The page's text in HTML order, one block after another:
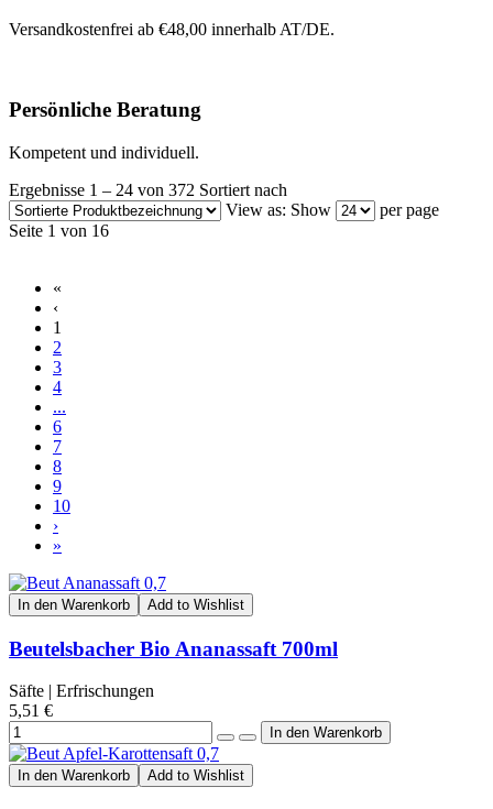
Versandkostenfrei ab €48,00 innerhalb AT/DE.
Persönliche Beratung
Kompetent und individuell.
Ergebnisse 1 – 24 von 372 Sortiert nach
View as: Show
per page
Seite 1 von 16
«
‹
1
2
3
4
...
6
7
8
9
10
›
»
In den Warenkorb Add to Wishlist
Beutelsbacher Bio Ananassaft 700ml
Säfte | Erfrischungen
5,51 €
In den Warenkorb Add to Wishlist